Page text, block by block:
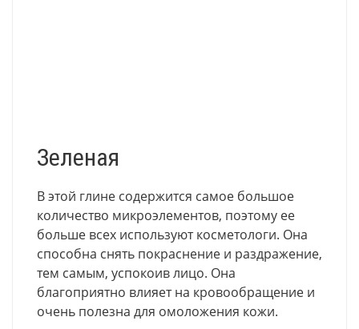
Зеленая
В этой глине содержится самое большое
количество микроэлементов, поэтому ее
больше всех используют косметологи. Она
способна снять покраснение и раздражение,
тем самым, успокоив лицо. Она
благоприятно влияет на кровообращение и
очень полезна для омоложения кожи.